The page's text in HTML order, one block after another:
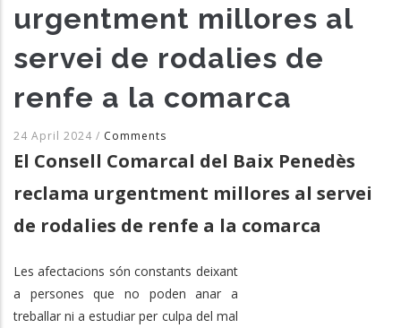
urgentment millores al
servei de rodalies de
renfe a la comarca
24 April 2024 / Comments
El Consell Comarcal del Baix Penedès
reclama urgentment millores al servei
de rodalies de renfe a la comarca
Les afectacions són constants deixant
a persones que no poden anar a
treballar ni a estudiar per culpa del mal